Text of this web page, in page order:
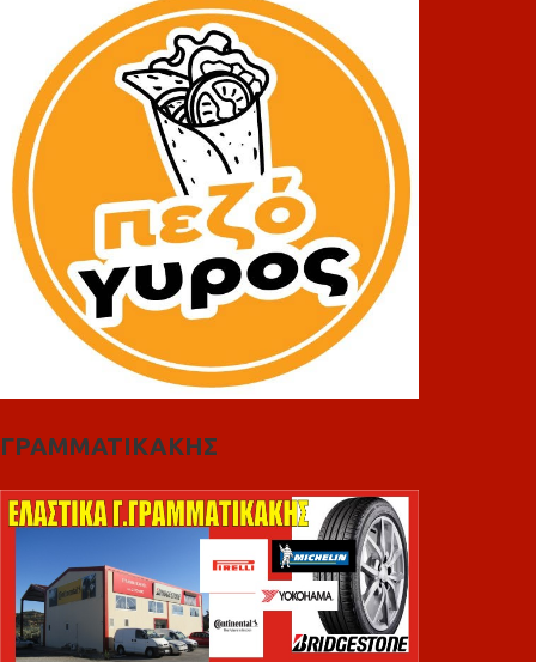
ΓΡΑΜΜΑΤΙΚΑΚΗΣ